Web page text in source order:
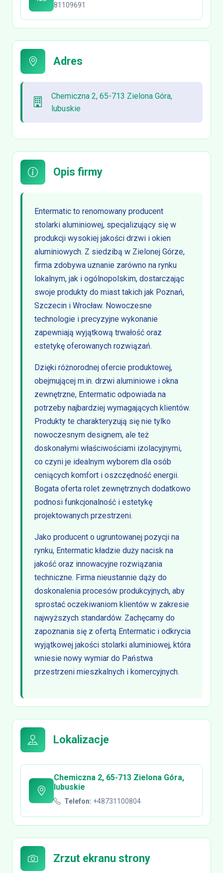
81109691
Adres
Chemiczna 2, 65-713 Zielona Góra,
lubuskie
Opis firmy
Entermatic to renomowany producent
stolarki aluminiowej, specjalizujący się w
produkcji wysokiej jakości drzwi i okien
aluminiowych. Z siedzibą w Zielonej Górze,
firma zdobywa uznanie zarówno na rynku
lokalnym, jak i ogólnopolskim, dostarczając
swoje produkty do miast takich jak Poznań,
Szczecin i Wrocław. Nowoczesne
technologie i precyzyjne wykonanie
zapewniają wyjątkową trwałość oraz
estetykę oferowanych rozwiązań.
Dzięki różnorodnej ofercie produktowej,
obejmującej m.in. drzwi aluminiowe i okna
zewnętrzne, Entermatic odpowiada na
potrzeby najbardziej wymagających klientów.
Produkty te charakteryzują się nie tylko
nowoczesnym designem, ale też
doskonałymi właściwościami izolacyjnymi,
co czyni je idealnym wyborem dla osób
ceniących komfort i oszczędność energii.
Bogata oferta rolet zewnętrznych dodatkowo
podnosi funkcjonalność i estetykę
projektowanych przestrzeni.
Jako producent o ugruntowanej pozycji na
rynku, Entermatic kładzie duży nacisk na
jakość oraz innowacyjne rozwiązania
techniczne. Firma nieustannie dąży do
doskonalenia procesów produkcyjnych, aby
sprostać oczekiwaniom klientów w zakresie
najwyższych standardów. Zachęcamy do
zapoznania się z ofertą Entermatic i odkrycia
wyjątkowej jakości stolarki aluminiowej, która
wniesie nowy wymiar do Państwa
przestrzeni mieszkalnych i komercyjnych.
Lokalizacje
Chemiczna 2, 65-713 Zielona Góra,
lubuskie
Telefon: +48731100804
Zrzut ekranu strony